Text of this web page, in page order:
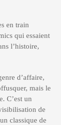
en train
qui essaient
l’histoire,
d’affaire,
mais le
C’est un
de
classique de